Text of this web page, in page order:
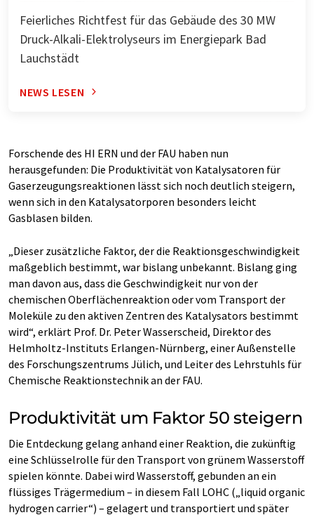
Feierliches Richtfest für das Gebäude des 30 MW
Druck-Alkali-Elektrolyseurs im Energiepark Bad
Lauchstädt
NEWS LESEN
Forschende des HI ERN und der FAU haben nun
herausgefunden: Die Produktivität von Katalysatoren für
Gaserzeugungsreaktionen lässt sich noch deutlich steigern,
wenn sich in den Katalysatorporen besonders leicht
Gasblasen bilden.
„Dieser zusätzliche Faktor, der die Reaktionsgeschwindigkeit
maßgeblich bestimmt, war bislang unbekannt. Bislang ging
man davon aus, dass die Geschwindigkeit nur von der
chemischen Oberflächenreaktion oder vom Transport der
Moleküle zu den aktiven Zentren des Katalysators bestimmt
wird“, erklärt Prof. Dr. Peter Wasserscheid, Direktor des
Helmholtz-Instituts Erlangen-Nürnberg, einer Außenstelle
des Forschungszentrums Jülich, und Leiter des Lehrstuhls für
Chemische Reaktionstechnik an der FAU.
Produktivität um Faktor 50 steigern
Die Entdeckung gelang anhand einer Reaktion, die zukünftig
eine Schlüsselrolle für den Transport von grünem Wasserstoff
spielen könnte. Dabei wird Wasserstoff, gebunden an ein
flüssiges Trägermedium – in diesem Fall LOHC („liquid organic
hydrogen carrier“) – gelagert und transportiert und später